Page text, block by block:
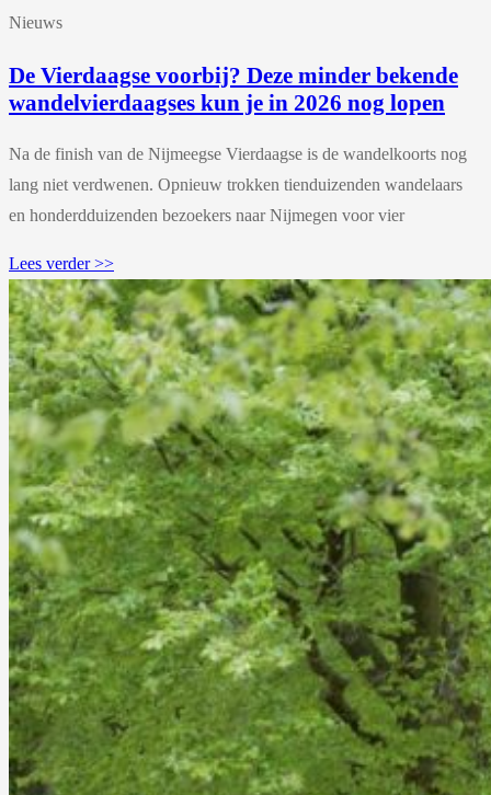
Nieuws
De Vierdaagse voorbij? Deze minder bekende
wandelvierdaagses kun je in 2026 nog lopen
Na de finish van de Nijmeegse Vierdaagse is de wandelkoorts nog
lang niet verdwenen. Opnieuw trokken tienduizenden wandelaars
en honderdduizenden bezoekers naar Nijmegen voor vier
Lees verder >>